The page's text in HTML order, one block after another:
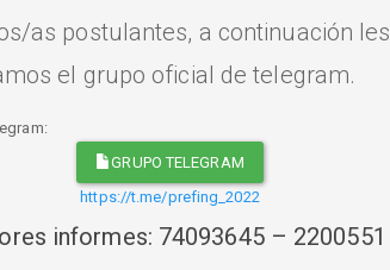
as postulantes, a continuación les
el grupo oficial de telegram.
GRUPO TELEGRAM
https://t.me/prefing_2022
informes: 74093645 – 2200551